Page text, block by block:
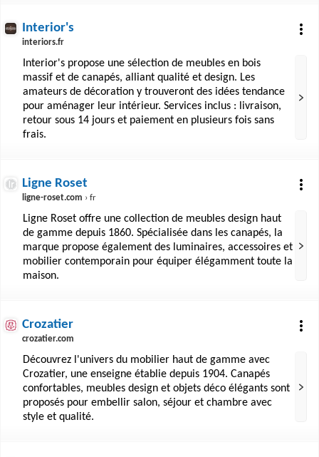
Interior's
interiors.fr
Interior's propose une sélection de meubles en bois
massif et de canapés, alliant qualité et design. Les
amateurs de décoration y trouveront des idées tendance
pour aménager leur intérieur. Services inclus : livraison,
retour sous 14 jours et paiement en plusieurs fois sans
frais.
Ligne Roset
ligne-roset.com › fr
Ligne Roset offre une collection de meubles design haut
de gamme depuis 1860. Spécialisée dans les canapés, la
marque propose également des luminaires, accessoires et
mobilier contemporain pour équiper élégamment toute la
maison.
Crozatier
crozatier.com
Découvrez l'univers du mobilier haut de gamme avec
Crozatier, une enseigne établie depuis 1904. Canapés
confortables, meubles design et objets déco élégants sont
proposés pour embellir salon, séjour et chambre avec
style et qualité.